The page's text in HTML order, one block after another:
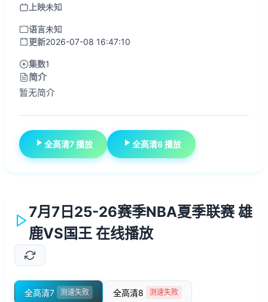
上映未知
语言未知
更新2026-07-08 16:47:10
集数1
简介
暂无简介
全高清7 播放 全高清8 播放
7月7日25-26赛季NBA夏季联赛 雄
鹿VS国王 在线播放
全高清7 测速失败 全高清8 测速失败